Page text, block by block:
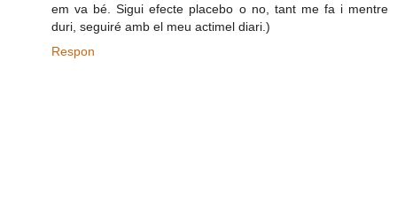
em va bé. Sigui efecte placebo o no, tant me fa i mentre
duri, seguiré amb el meu actimel diari.)
Respon